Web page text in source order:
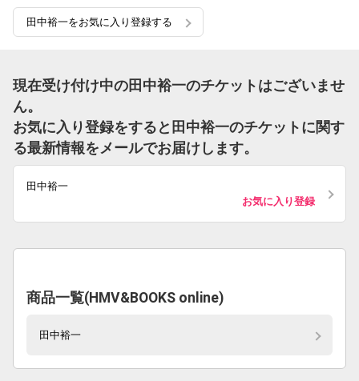
田中裕一をお気に入り登録する
現在受け付け中の田中裕一のチケットはございませ
ん。
お気に入り登録をすると田中裕一のチケットに関す
る最新情報をメールでお届けします。
田中裕一
お気に入り登録
商品一覧(HMV&BOOKS online)
田中裕一